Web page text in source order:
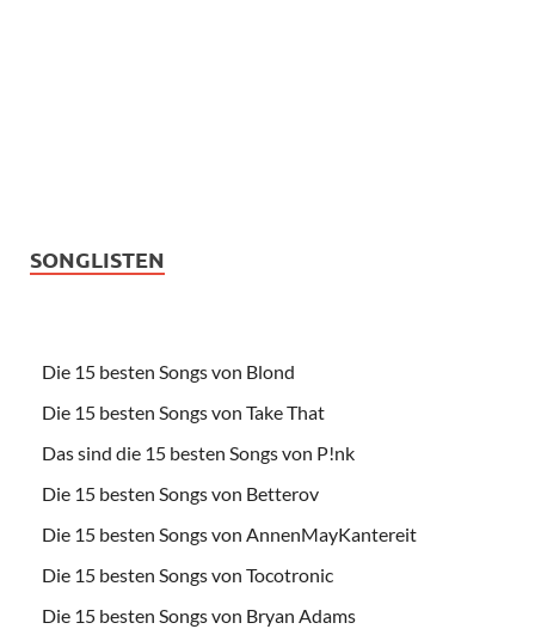
SONGLISTEN
Die 15 besten Songs von Blond
Die 15 besten Songs von Take That
Das sind die 15 besten Songs von P!nk
Die 15 besten Songs von Betterov
Die 15 besten Songs von AnnenMayKantereit
Die 15 besten Songs von Tocotronic
Die 15 besten Songs von Bryan Adams